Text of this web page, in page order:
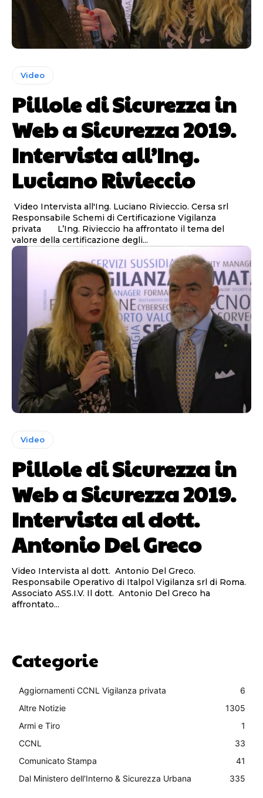
Video
Pillole di Sicurezza in
Web a Sicurezza 2019.
Intervista all’Ing.
Luciano Rivieccio
Video Intervista all'Ing. Luciano Rivieccio. Cersa srl
Responsabile Schemi di Certificazione Vigilanza
privata L’Ing. Rivieccio ha affrontato il tema del
valore della certificazione degli...
Video
Pillole di Sicurezza in
Web a Sicurezza 2019.
Intervista al dott.
Antonio Del Greco
Video Intervista al dott. Antonio Del Greco.
Responsabile Operativo di Italpol Vigilanza srl di Roma.
Associato ASS.I.V. Il dott. Antonio Del Greco ha
affrontato...
Categorie
Aggiornamenti CCNL Vigilanza privata
6
Altre Notizie
1305
Armi e Tiro
1
CCNL
33
Comunicato Stampa
41
Dal Ministero dell'Interno & Sicurezza Urbana
335